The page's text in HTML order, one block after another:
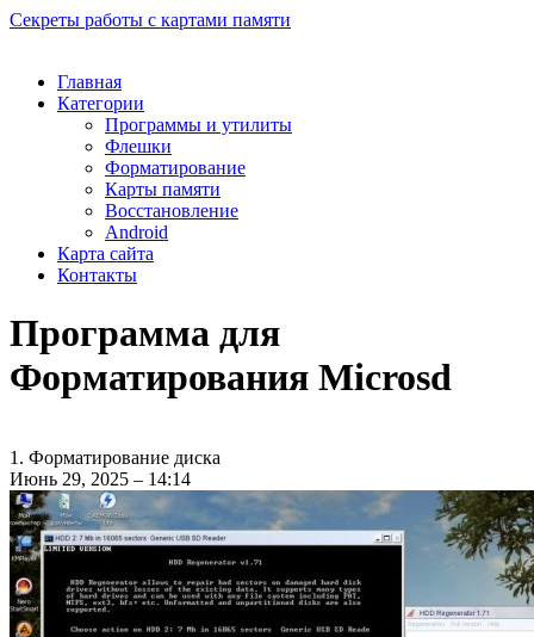
Секреты работы с картами памяти
Главная
Категории
Программы и утилиты
Флешки
Форматирование
Карты памяти
Восстановление
Android
Карта сайта
Контакты
Программа для
Форматирования Microsd
1. Форматирование диска
Июнь 29, 2025 – 14:14